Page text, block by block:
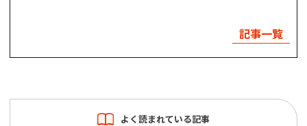
記事一覧
よく読まれている記事